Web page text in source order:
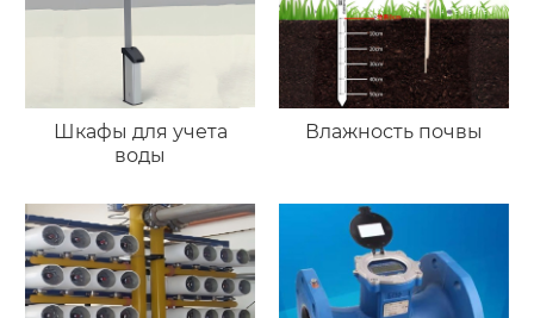
Шкафы для учета
воды
Влажность почвы